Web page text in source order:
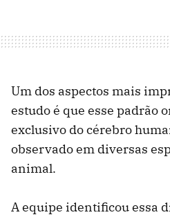
Um dos aspectos mais
estudo é que esse padrão
exclusivo do cérebro
observado em diversas
animal.
A equipe identificou essa